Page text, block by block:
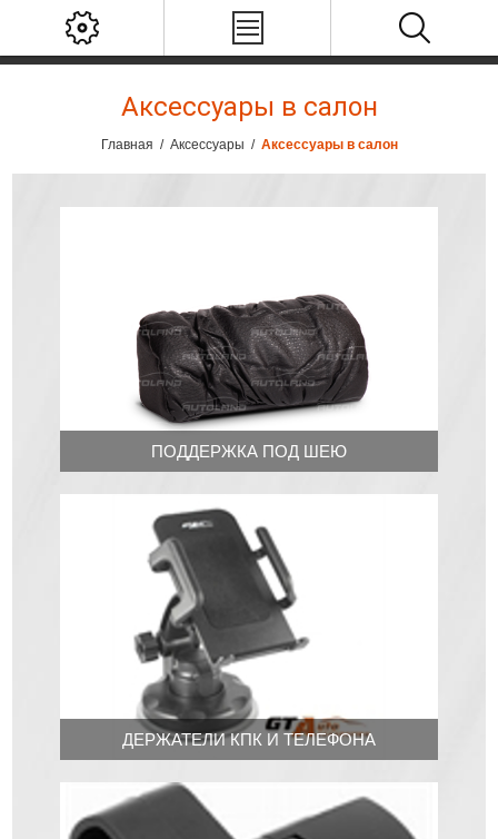
Аксессуары в салон
Главная / Аксессуары / Аксессуары в салон
ПОДДЕРЖКА ПОД ШЕЮ
ДЕРЖАТЕЛИ КПК И ТЕЛЕФОНА